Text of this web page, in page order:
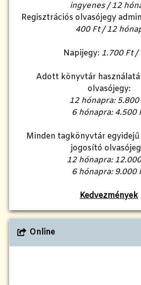
ingyenes / 12
Regisztrációs olvasójegy
400 Ft / 12
Napijegy: 1.700 Ft /
Adott könyvtár
olvasójegy:
12 hónapra: 5.800
6 hónapra: 4.500
Minden tagkönyvtár
jogosító
12 hónapra:
6 hónapra: 9.000
Kedvezmények
Online